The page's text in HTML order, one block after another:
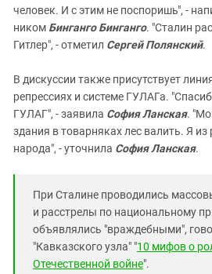
человек. И с этим не поспоришь", -
ником Бинганго Бинганго. "Сталин
Гитлер", - отметил Сергей Полянский.
В дискуссии также присутствует
репрессиях и системе ГУЛАГа.
ГУЛАГ", - заявила София Ланская.
здания в товарняках лес валить. Я
народа", - уточнила София Ланская.
При Сталине проводились
и расстрелы по национальному
объявлялись "враждебными",
"Кавказского узла" "10 мифов о
Отечественной войне".